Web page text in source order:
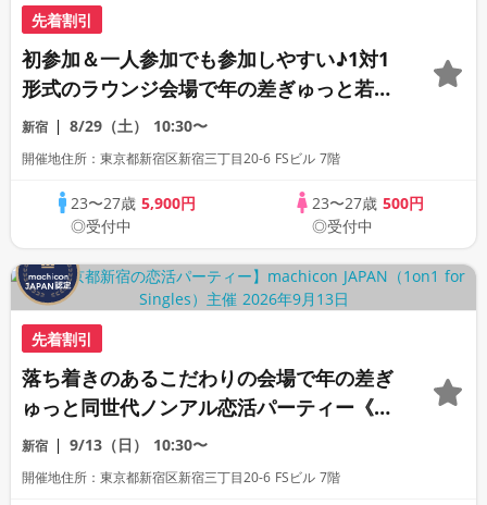
先着割引
初参加＆一人参加でも参加しやすい♪1対1
形式のラウンジ会場で年の差ぎゅっと若め
の同世代恋活パーティー♪《上質な1対1相
席専用会場》《全席半個室》《飲み放題付
新宿 8/29（土） 10:30〜
開催地住所：東京都新宿区新宿三丁目20-6 FSビル 7階
23〜27歳5,900円
◎受付中
23〜27歳 500円
◎受付中
先着割引
落ち着きのあるこだわりの会場で年の差ぎ
ゅっと同世代ノンアル恋活パーティー《30
名限定》《machicon JAPAN主催》《全
席半個室の1対1相席形式》
新宿 9/13（日） 10:30〜
開催地住所：東京都新宿区新宿三丁目20-6 FSビル 7階